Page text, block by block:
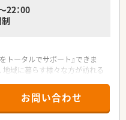
22：00
トータルでサポート』できま
地域に暮らす様々な方が訪れる
パーの中に入っているので、休
もできます♪
お問い合わせ